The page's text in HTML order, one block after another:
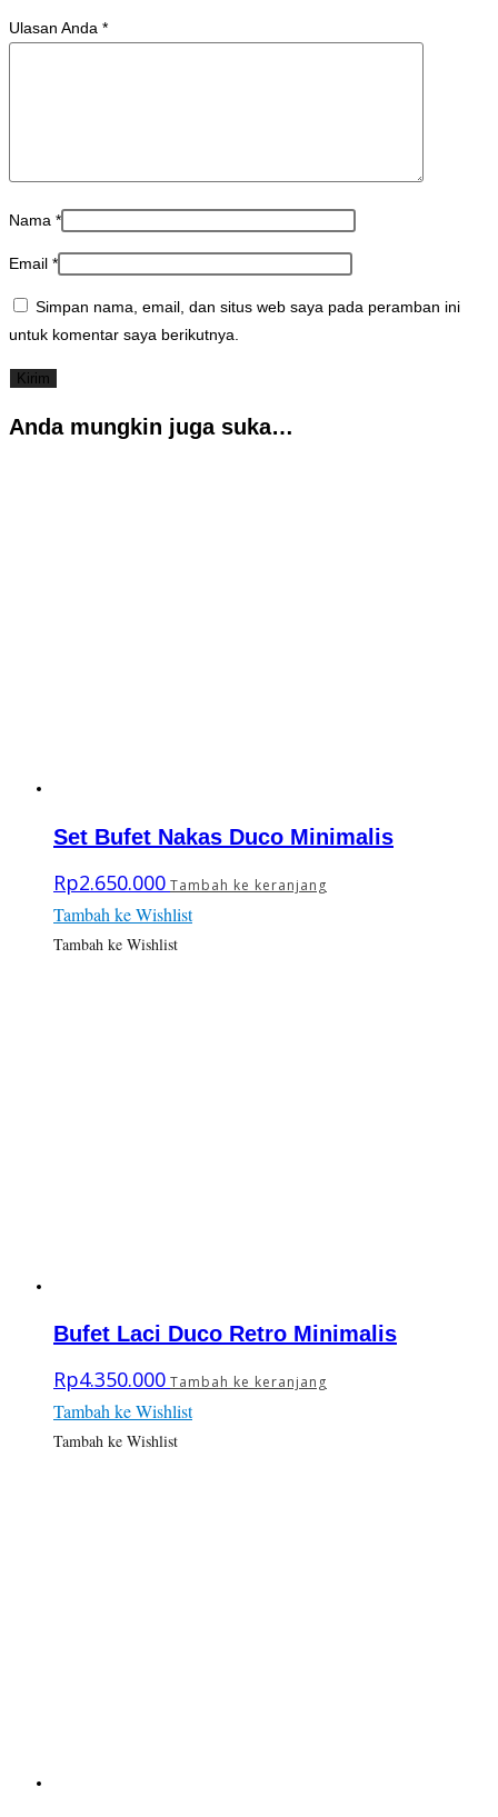
Ulasan Anda *
Nama *
Email *
Simpan nama, email, dan situs web saya pada peramban ini
untuk komentar saya berikutnya.
Anda mungkin juga suka…
Set Bufet Nakas Duco Minimalis
Rp2.650.000 Tambah ke keranjang
Tambah ke Wishlist
Tambah ke Wishlist
Bufet Laci Duco Retro Minimalis
Rp4.350.000 Tambah ke keranjang
Tambah ke Wishlist
Tambah ke Wishlist